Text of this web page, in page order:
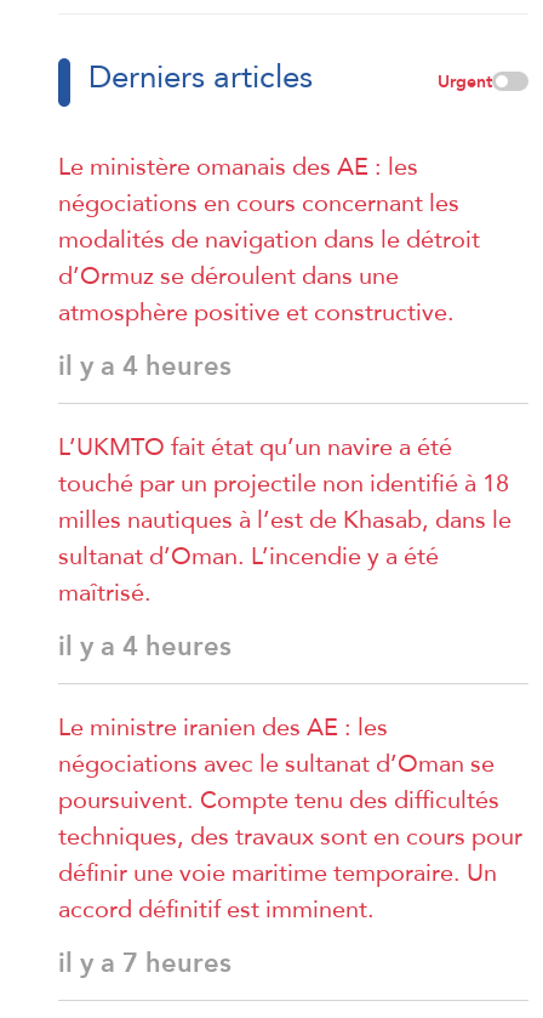
Derniers articles Urgent
Le ministère omanais des AE : les
négociations en cours concernant les
modalités de navigation dans le détroit
d’Ormuz se déroulent dans une
atmosphère positive et constructive.
il y a 4 heures
L’UKMTO fait état qu’un navire a été
touché par un projectile non identifié à 18
milles nautiques à l’est de Khasab, dans le
sultanat d’Oman. L’incendie y a été
maîtrisé.
il y a 4 heures
Le ministre iranien des AE : les
négociations avec le sultanat d’Oman se
poursuivent. Compte tenu des difficultés
techniques, des travaux sont en cours pour
définir une voie maritime temporaire. Un
accord définitif est imminent.
il y a 7 heures